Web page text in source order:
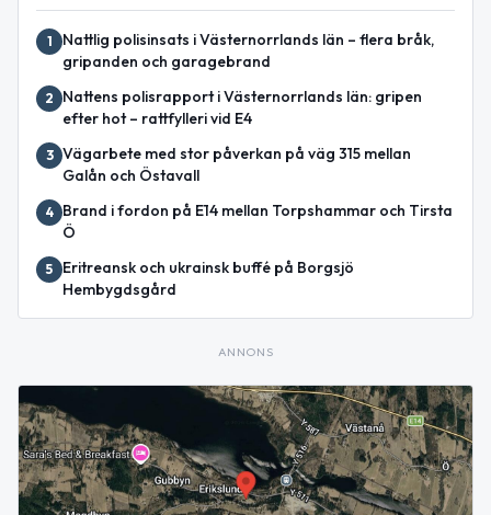
1
Nattlig polisinsats i Västernorrlands län – flera bråk,
gripanden och garagebrand
2
Nattens polisrapport i Västernorrlands län: gripen
efter hot – rattfylleri vid E4
3 Vägarbete med stor påverkan på väg 315 mellan
Galån och Östavall
4
Brand i fordon på E14 mellan Torpshammar och Tirsta
Ö
5
Eritreansk och ukrainsk buffé på Borgsjö
Hembygdsgård
ANNONS